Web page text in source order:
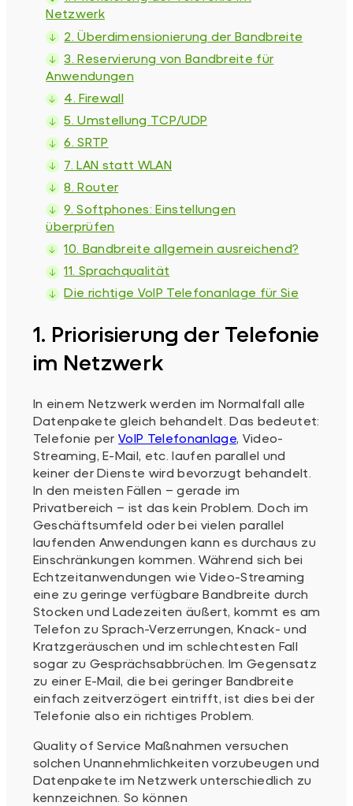
Netzwerk
2. Überdimensionierung der Bandbreite
3. Reservierung von Bandbreite für
Anwendungen
4. Firewall
5. Umstellung TCP/UDP
6. SRTP
7. LAN statt WLAN
8. Router
9. Softphones: Einstellungen
überprüfen
10. Bandbreite allgemein ausreichend?
11. Sprachqualität
Die richtige VoIP Telefonanlage für Sie
1. Priorisierung der Telefonie
im Netzwerk
In einem Netzwerk werden im Normalfall alle
Datenpakete gleich behandelt. Das bedeutet:
Telefonie perVoIP Telefonanlage, Video-
Streaming, E-Mail, etc. laufen parallel und
keiner der Dienste wird bevorzugt behandelt.
In den meisten Fällen – gerade im
Privatbereich – ist das kein Problem. Doch im
Geschäftsumfeld oder bei vielen parallel
laufenden Anwendungen kann es durchaus zu
Einschränkungen kommen. Während sich bei
Echtzeitanwendungen wie Video-Streaming
eine zu geringe verfügbare Bandbreite durch
Stocken und Ladezeiten äußert, kommt es am
Telefon zu Sprach-Verzerrungen, Knack- und
Kratzgeräuschen und im schlechtesten Fall
sogar zu Gesprächsabbrüchen. Im Gegensatz
zu einer E-Mail, die bei geringer Bandbreite
einfach zeitverzögert eintrifft, ist dies bei der
Telefonie also ein richtiges Problem.
Quality of Service Maßnahmen versuchen
solchen Unannehmlichkeiten vorzubeugen und
Datenpakete im Netzwerk unterschiedlich zu
kennzeichnen. So können